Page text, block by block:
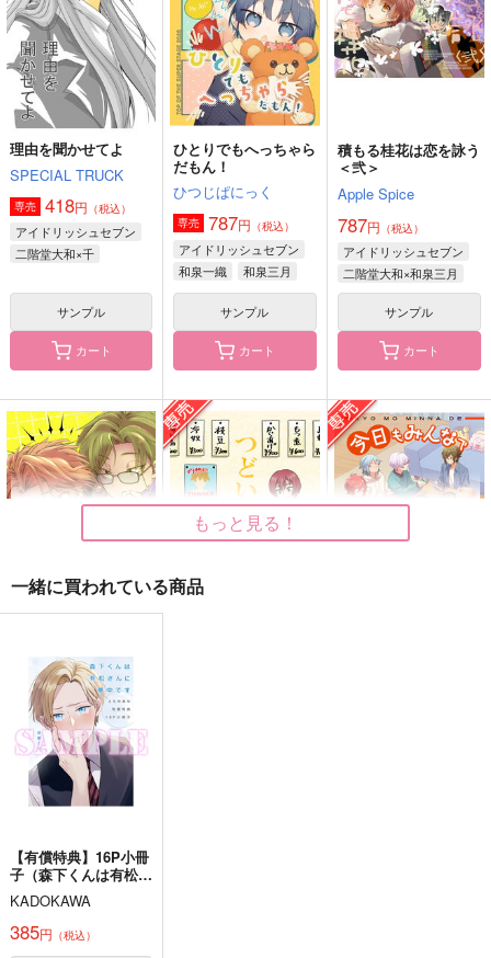
944円（税込）
二階堂大和×和泉三月
サンプル
作品詳細
330円（税込）
二階堂大和×和泉三月
サンプル
作品詳細
567円（税込）
二階堂大和×和泉三月
サンプル
Valet x Bullet
Apple Spice
629円（税込）
二階堂大和×和泉三月
作品詳細
積もる桂花は恋を詠う
＜弐＞
Apple Spice
787円（税込）
二階堂大和×和泉三月
いくじなしで、臆病で
サロンくずきり
629円（税込）
和泉三月×二階堂大和
&&&
つばめ
629円 （税込）
理由を聞かせてよ
SPECIAL TRUCK
専売 418円 （税込）
アイドリッシュセブン
二階堂大和×千
サンプル
カート
ひとりでもへっちゃら
だもん！
ひつじぱにっく
専売 787円 （税込）
アイドリッシュセブン
和泉一織
和泉三月
サンプル
カート
積もる桂花は恋を詠う
＜弐＞
Apple Spice
787円 （税込）
アイドリッシュセブン
二階堂大和×和泉三月
サンプル
カート
Apple Spice
629円（税込）
アイドリッシュセブン
二階堂大和×和泉三月
サンプル
もっと見る！
一緒に買われている商品
【有償特典】16P小冊
子（森下くんは有松さ
んに夢中です 上下
巻）
KADOKAWA
385円 （税込）